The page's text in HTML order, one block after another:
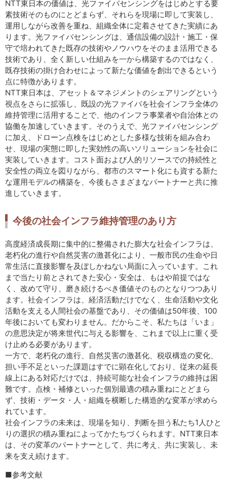
NTT東日本の価値は、光ファイバセンシングをはじめとする要
素技術そのものにとどまらず、それらを現場に即して実装し、
運用しながら改善を重ね、組織全体に定着させてきた実績にあ
ります。光ファイバセンシングは、通信設備の設計・施工・保
守で培われてきた既存の技術やノウハウをそのまま活用できる
技術であり、全く新しい仕組みを一から構築するのではなく、
既存技術の掛け合わせによって新たな価値を創出できるという
点に特徴があります。
NTT東日本は、アセット＆マネジメントのシェアリングという
視点をさらに拡張し、既設の光ファイバを社会インフラ全体の
維持管理に活用することで、他のインフラ事業者や自治体との
協働を加速していきます。そのうえで、光ファイバセンシング
に加え、ドローン点検をはじめとした多様な技術を組み合わ
せ、現場の実態に即した実効性の高いソリューションを社会に
実装していきます。コスト面および人的リソースでの持続性と
安全性の両立を図りながら、都市のスマート化にも資する新た
な運用モデルの構築を、今後もさまざまなパートナーと共に推
進していきます。
今後の社会インフラ維持管理のあり方
高度経済成長期に集中的に整備された膨大な社会インフラは、
老朽化の進行や自然災害の激甚化により、一般市民の生命や日
常生活に直接影響を及ぼしかねない局面に入っています。これ
まで当たり前とされてきた安心・安全は、もはや前提ではな
く、改めて守り、磨き続けるべき価値そのものとなりつつあり
ます。社会インフラは、経済活動だけでなく、生命活動や文化
活動を支える人間社会の基盤であり、その価値は50年後、100
年後においても変わりません。だからこそ、私たちは「いま」
の意思決定が将来世代に与える影響を、これまで以上に重く受
け止める必要があります。
一方で、老朽化の進行、自然災害の激甚化、税収構造の変化、
担い手不足といった課題はすでに顕在化しており、従来の延長
線上にある対応だけでは、持続可能な社会インフラの維持は困
難です。点検・補修といった個別最適の積み重ねにとどまら
ず、技術・データ・人・組織を横断した構造的な変革が求めら
れています。
社会インフラの未来は、現場を知り、判断を担う私たち1人ひと
りの選択の積み重ねによってかたちづくられます。NTT東日本
は、その変革のパートナーとして、共に考え、共に実装し、未
来を支え続けます。
■参考文献